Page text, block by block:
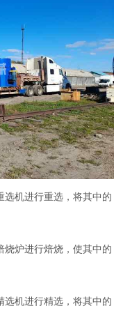
选机进行重选，将其中的
烧炉进行焙烧，使其中的
选机进行精选，将其中的